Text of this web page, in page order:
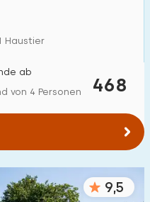
Haustier
468
ab
von 4 Personen
9,5